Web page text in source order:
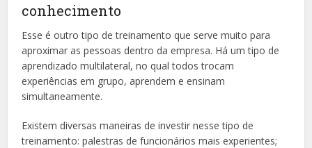
conhecimento
Esse é outro tipo de treinamento que serve muito para
aproximar as pessoas dentro da empresa. Há um tipo de
aprendizado multilateral, no qual todos trocam
experiências em grupo, aprendem e ensinam
simultaneamente.
Existem diversas maneiras de investir nesse tipo de
treinamento: palestras de funcionários mais experientes;